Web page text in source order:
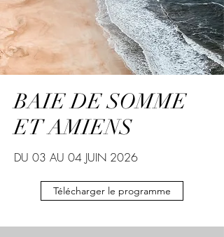
BAIE DE SOMME
ET AMIENS
DU 03 AU 04 JUIN 2026
Télécharger le programme